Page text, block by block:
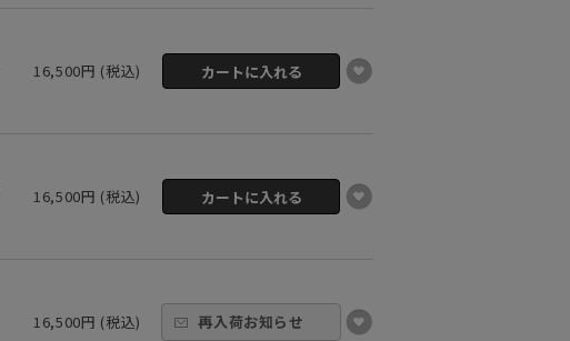
16,500円 (税込)
16,500円 (税込)
16,500円 (税込) 再入荷お知らせ